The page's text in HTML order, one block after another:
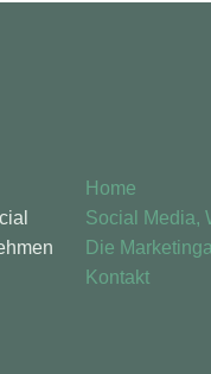
Home
Social Media,
Die
Kontakt